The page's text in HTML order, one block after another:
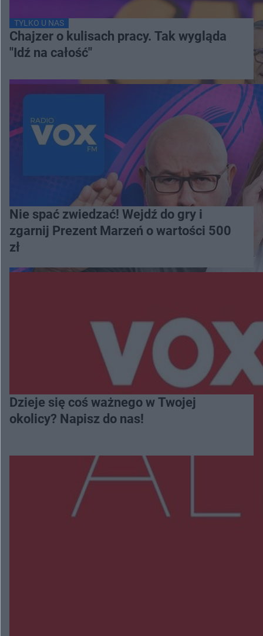
TYLKO U NAS
Chajzer o kulisach pracy. Tak wygląda
"Idź na całość"
Nie spać zwiedzać! Wejdź do gry i
zgarnij Prezent Marzeń o wartości 500
zł
Dzieje się coś ważnego w Twojej
okolicy? Napisz do nas!
Więcej